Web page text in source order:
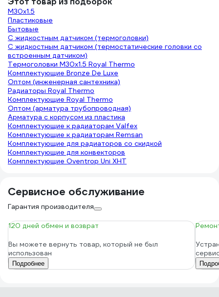
М30х1.5
Пластиковые
Бытовые
С жидкостным датчиком (термоголовки)
С жидкостным датчиком (термостатические головки со
встроенным датчиком)
Термоголовки М30х1.5 Royal Thermo
Комплектующие Bronze De Luxe
Оптом (инженерная сантехника)
Радиаторы Royal Thermo
Комплектующие Royal Thermo
Оптом (арматура трубопроводная)
Арматура с корпусом из пластика
Комплектующие к радиаторам Valfex
Комплектующие к радиаторам Remsan
Комплектующие для радиаторов со скидкой
Комплектующие для конвекторов
Комплектующие Oventrop Uni XHT
Сервисное обслуживание
Гарантия производителя
120 дней обмен и возврат
Вы можете вернуть товар, который не был
использован
Подробнее